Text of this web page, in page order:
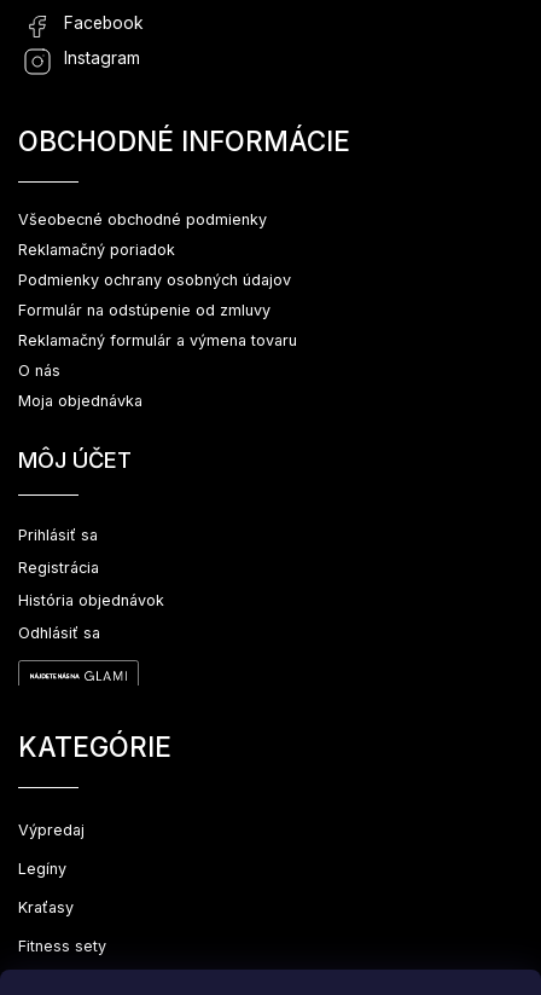
Facebook
Instagram
OBCHODNÉ INFORMÁCIE
Všeobecné obchodné podmienky
Reklamačný poriadok
Podmienky ochrany osobných údajov
Formulár na odstúpenie od zmluvy
Reklamačný formulár a výmena tovaru
O nás
Moja objednávka
MÔJ ÚČET
Prihlásiť sa
Registrácia
História objednávok
Odhlásiť sa
KATEGÓRIE
Výpredaj
Legíny
Kraťasy
Fitness sety